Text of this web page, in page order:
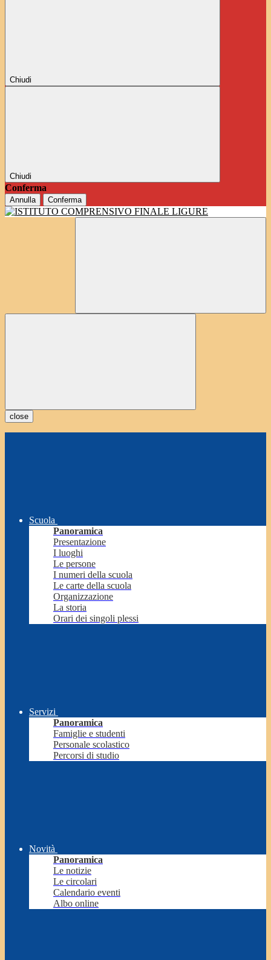
Chiudi
Chiudi
Conferma
Annulla Conferma
close
Scuola
Panoramica
Presentazione
I luoghi
Le persone
I numeri della scuola
Le carte della scuola
Organizzazione
La storia
Orari dei singoli plessi
Servizi
Panoramica
Famiglie e studenti
Personale scolastico
Percorsi di studio
Novità
Panoramica
Le notizie
Le circolari
Calendario eventi
Albo online